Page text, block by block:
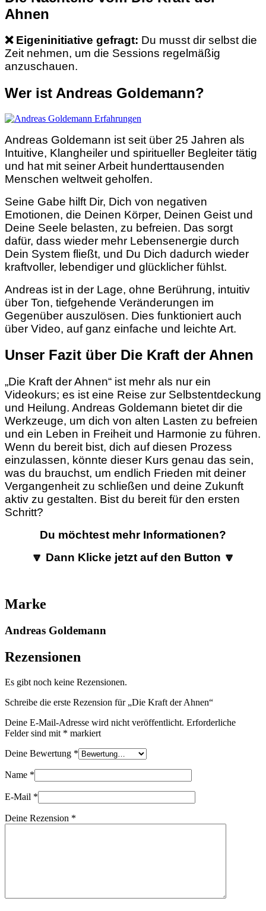
Ahnen
❌ Eigeninitiative gefragt: Du musst dir selbst die
Zeit nehmen, um die Sessions regelmäßig
anzuschauen.
Wer ist Andreas Goldemann?
Andreas Goldemann ist seit über 25 Jahren als
Intuitive, Klangheiler und spiritueller Begleiter tätig
und hat mit seiner Arbeit hunderttausenden
Menschen weltweit geholfen.
Seine Gabe hilft Dir, Dich von negativen
Emotionen, die Deinen Körper, Deinen Geist und
Deine Seele belasten, zu befreien. Das sorgt
dafür, dass wieder mehr Lebensenergie durch
Dein System fließt, und Du Dich dadurch wieder
kraftvoller, lebendiger und glücklicher fühlst.
Andreas ist in der Lage, ohne Berührung, intuitiv
über Ton, tiefgehende Veränderungen im
Gegenüber auszulösen. Dies funktioniert auch
über Video, auf ganz einfache und leichte Art.
Unser Fazit über Die Kraft der Ahnen
„Die Kraft der Ahnen“ ist mehr als nur ein
Videokurs; es ist eine Reise zur Selbstentdeckung
und Heilung. Andreas Goldemann bietet dir die
Werkzeuge, um dich von alten Lasten zu befreien
und ein Leben in Freiheit und Harmonie zu führen.
Wenn du bereit bist, dich auf diesen Prozess
einzulassen, könnte dieser Kurs genau das sein,
was du brauchst, um endlich Frieden mit deiner
Vergangenheit zu schließen und deine Zukunft
aktiv zu gestalten. Bist du bereit für den ersten
Schritt?
Du möchtest mehr Informationen?
🔽 Dann Klicke jetzt auf den Button 🔽
Marke
Andreas Goldemann
Rezensionen
Es gibt noch keine Rezensionen.
Schreibe die erste Rezension für „Die Kraft der Ahnen“
Deine E-Mail-Adresse wird nicht veröffentlicht. Erforderliche
Felder sind mit * markiert
Deine Bewertung *
Name *
E-Mail *
Deine Rezension *